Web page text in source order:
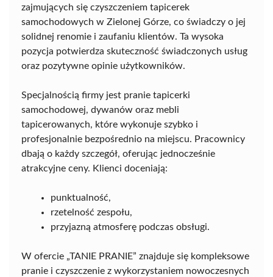
zajmujących się czyszczeniem tapicerek
samochodowych w Zielonej Górze, co świadczy o jej
solidnej renomie i zaufaniu klientów. Ta wysoka
pozycja potwierdza skuteczność świadczonych usług
oraz pozytywne opinie użytkowników.
Specjalnością firmy jest pranie tapicerki
samochodowej, dywanów oraz mebli
tapicerowanych, które wykonuje szybko i
profesjonalnie bezpośrednio na miejscu. Pracownicy
dbają o każdy szczegół, oferując jednocześnie
atrakcyjne ceny. Klienci doceniają:
punktualność,
rzetelność zespołu,
przyjazną atmosferę podczas obsługi.
W ofercie „TANIE PRANIE” znajduje się kompleksowe
pranie i czyszczenie z wykorzystaniem nowoczesnych